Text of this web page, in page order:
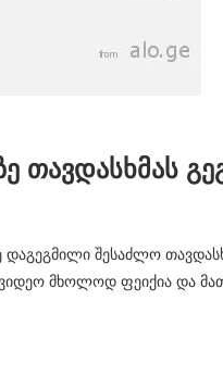
თავდასხმას
შესაძლო
მხოლოდ ფეიქია და